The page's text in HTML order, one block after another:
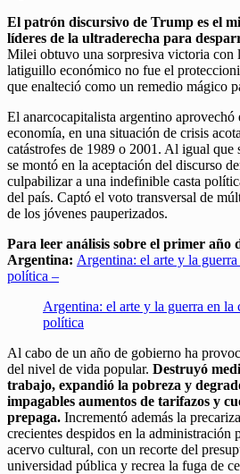
El patrón discursivo de Trump es el
líderes de la ultraderecha para
Milei obtuvo una sorpresiva victoria con
latiguillo económico no fue el
que enalteció como un remedio mágico
El anarcocapitalista argentino aprovechó
economía, en una situación de crisis
catástrofes de 1989 o 2001. Al igual que
se montó en la aceptación del discurso
culpabilizar a una indefinible casta
del país. Captó el voto transversal de
de los jóvenes pauperizados.
Para leer análisis sobre el primer año
Argentina: Argentina: el arte y la
política –
Argentina: el arte y la guerra en la
política
Al cabo de un año de gobierno ha
del nivel de vida popular. Destruyó
trabajo, expandió la pobreza y
impagables aumentos de tarifazos y
prepaga. Incrementó además la
crecientes despidos en la administración
acervo cultural, con un recorte del
universidad pública y recrea la fuga de